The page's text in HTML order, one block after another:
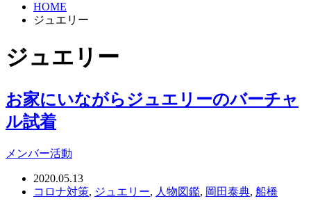
HOME
ジュエリー
ジュエリー
お家にいながらジュエリーのバーチャ
ル試着
メンバー活動
2020.05.13
コロナ対策, ジュエリー, 人物図鑑, 岡田泰典, 船橋